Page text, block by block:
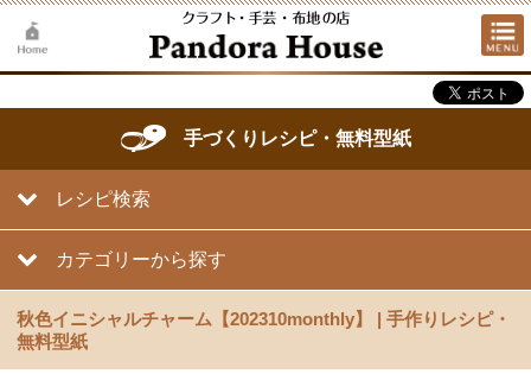
手づくりレシピ・無料型紙
レシピ検索
カテゴリーから探す
秋色イニシャルチャーム【202310monthly】 | 手作りレシピ・
無料型紙